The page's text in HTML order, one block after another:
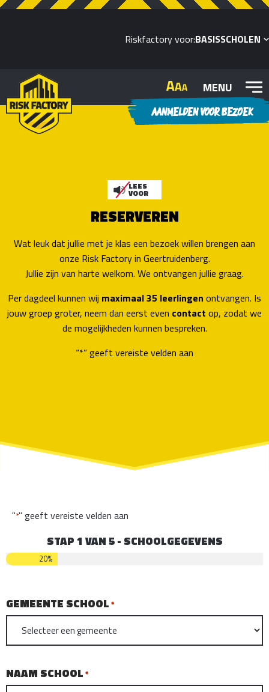
Riskfactory voor:BASISSCHOLEN
AANMELDEN VOOR BEZOEK
MENU
LEES
VOOR
RESERVEREN
Wat leuk dat jullie met je klas een bezoek willen brengen aan
onze Risk Factory in Geertruidenberg.
Jullie zijn van harte welkom. We ontvangen jullie graag.
Per dagdeel kunnen wij maximaal 35 leerlingen ontvangen. Is
jouw groep groter, neem dan eerst even contact op, zodat we
de mogelijkheden kunnen bespreken.
“*” geeft vereiste velden aan
"*" geeft vereiste velden aan
STAP1 VAN5- SCHOOLGEGEVENS
20%
GEMEENTE SCHOOL *
NAAM SCHOOL *